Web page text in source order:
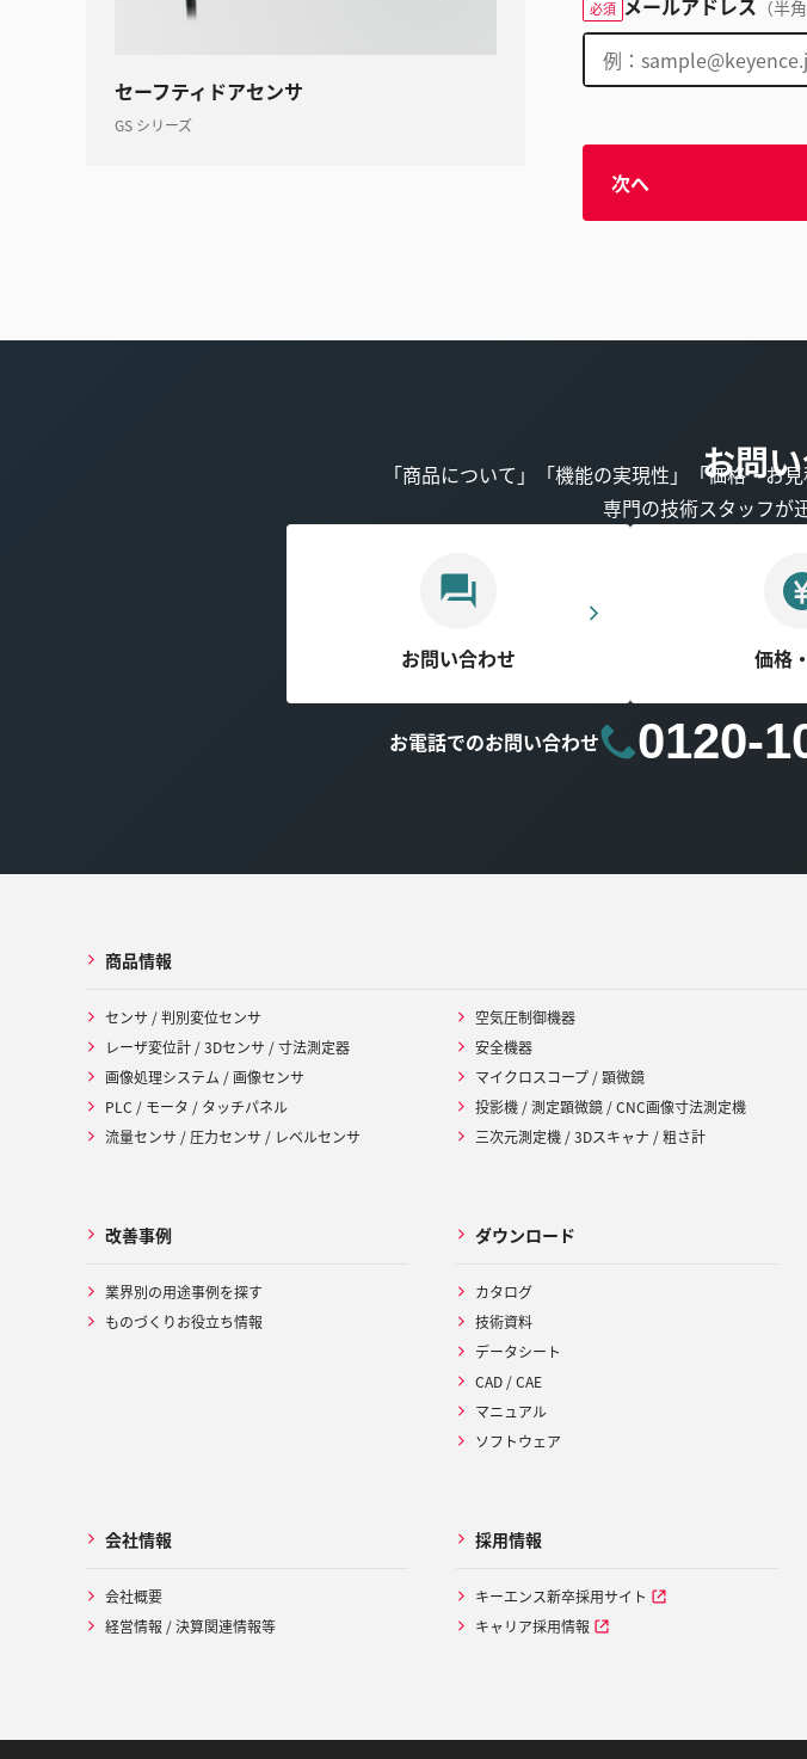
セーフティドアセンサ
GS シリーズ
必須 メールアドレス （半
次へ
お問
「商品について」「機能の実現性」「価格・お
専門の技術スタッフが
お問い合わせ 価格
お電話でのお問い合わせ 0120-
商品情報
センサ / 判別変位センサ
レーザ変位計 / 3Dセンサ / 寸法測定器
画像処理システム / 画像センサ
PLC / モータ / タッチパネル
流量センサ / 圧力センサ / レベルセンサ
空気圧制御機器
安全機器
マイクロスコープ / 顕微鏡
投影機 / 測定顕微鏡 / CNC画像寸法測定機
三次元測定機 / 3Dスキャナ / 粗さ計
改善事例
業界別の用途事例を探す
ものづくりお役立ち情報
ダウンロード
カタログ
技術資料
データシート
CAD / CAE
マニュアル
ソフトウェア
会社情報
会社概要
経営情報 / 決算関連情報等
採用情報
キーエンス新卒採用サイト
キャリア採用情報